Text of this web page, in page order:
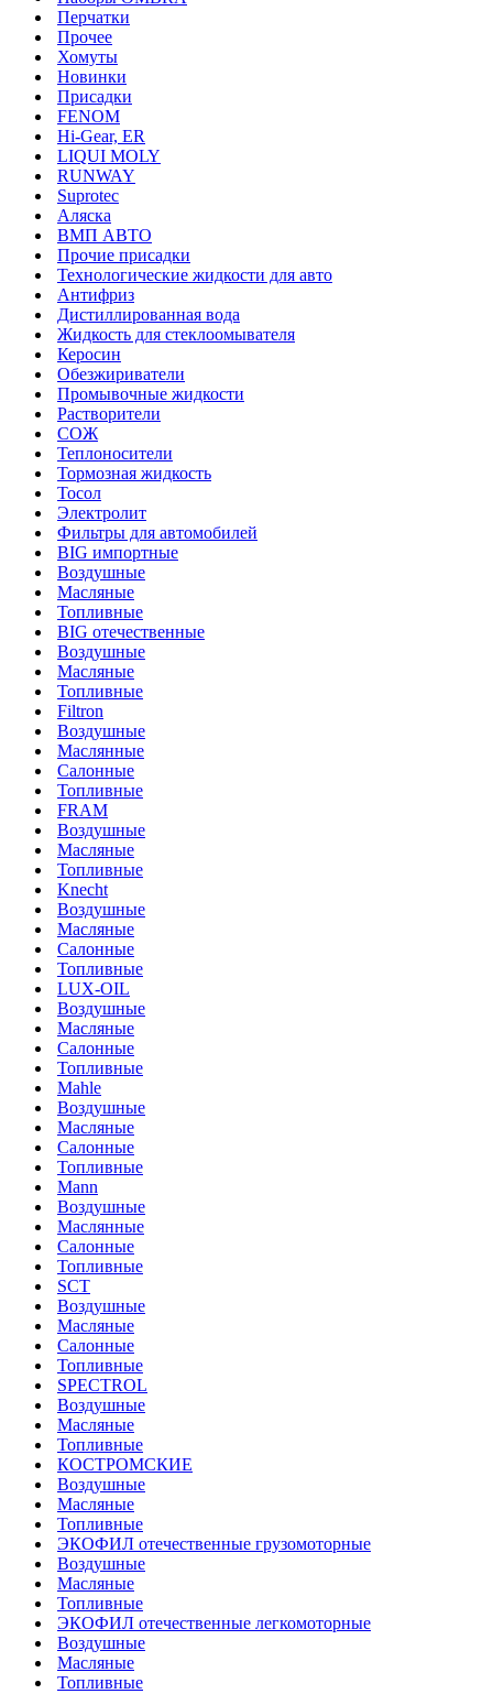
Перчатки
Прочее
Хомуты
Новинки
Присадки
FENOM
Hi-Gear, ER
LIQUI MOLY
RUNWAY
Suprotec
Аляска
ВМП АВТО
Прочие присадки
Технологические жидкости для авто
Антифриз
Дистиллированная вода
Жидкость для стеклоомывателя
Керосин
Обезжириватели
Промывочные жидкости
Растворители
СОЖ
Теплоносители
Тормозная жидкость
Тосол
Электролит
Фильтры для автомобилей
BIG импортные
Воздушные
Масляные
Топливные
BIG отечественные
Воздушные
Масляные
Топливные
Filtron
Воздушные
Маслянные
Салонные
Топливные
FRAM
Воздушные
Масляные
Топливные
Knecht
Воздушные
Масляные
Салонные
Топливные
LUX-OIL
Воздушные
Масляные
Салонные
Топливные
Mahle
Воздушные
Масляные
Салонные
Топливные
Mann
Воздушные
Маслянные
Салонные
Топливные
SCT
Воздушные
Масляные
Салонные
Топливные
SPECTROL
Воздушные
Масляные
Топливные
КОСТРОМСКИЕ
Воздушные
Масляные
Топливные
ЭКОФИЛ отечественные грузомоторные
Воздушные
Масляные
Топливные
ЭКОФИЛ отечественные легкомоторные
Воздушные
Масляные
Топливные